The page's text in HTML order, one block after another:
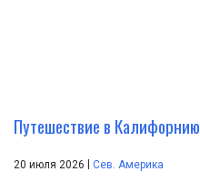
Путешествие в Калифорнию
20 июля 2026 | Сев. Америка